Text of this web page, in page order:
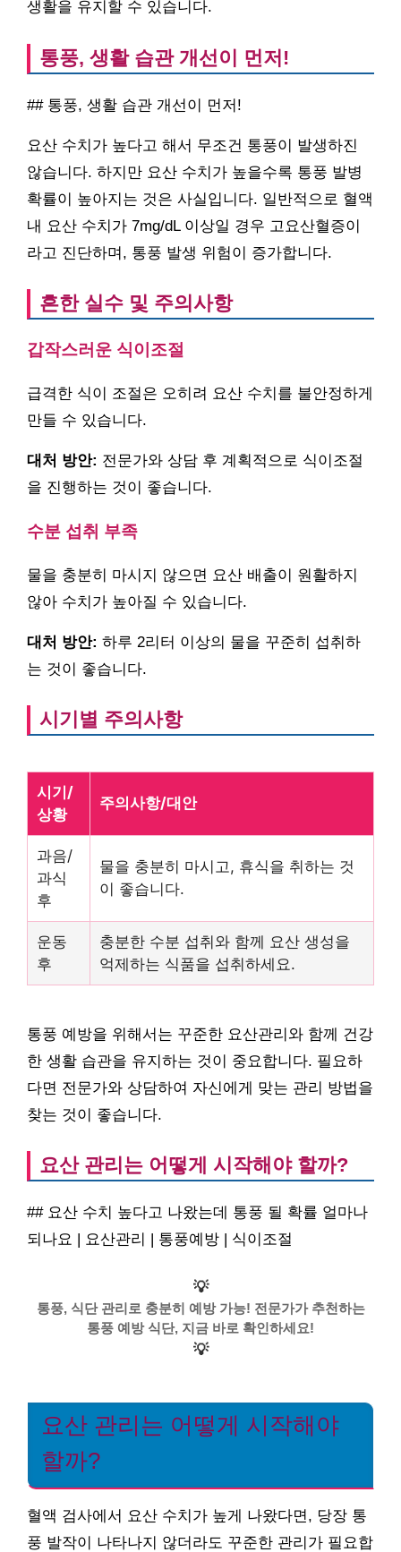
생활을 유지할 수 있습니다.
통풍, 생활 습관 개선이 먼저!
## 통풍, 생활 습관 개선이 먼저!
요산 수치가 높다고 해서 무조건 통풍이 발생하진
않습니다. 하지만 요산 수치가 높을수록 통풍 발병
확률이 높아지는 것은 사실입니다. 일반적으로 혈액
내 요산 수치가 7mg/dL 이상일 경우 고요산혈증이
라고 진단하며, 통풍 발생 위험이 증가합니다.
흔한 실수 및 주의사항
갑작스러운 식이조절
급격한 식이 조절은 오히려 요산 수치를 불안정하게
만들 수 있습니다.
대처 방안: 전문가와 상담 후 계획적으로 식이조절
을 진행하는 것이 좋습니다.
수분 섭취 부족
물을 충분히 마시지 않으면 요산 배출이 원활하지
않아 수치가 높아질 수 있습니다.
대처 방안: 하루 2리터 이상의 물을 꾸준히 섭취하
는 것이 좋습니다.
시기별 주의사항
시기/
상황
주의사항/대안
과음/
과식
후
물을 충분히 마시고, 휴식을 취하는 것
이 좋습니다.
운동
후
충분한 수분 섭취와 함께 요산 생성을
억제하는 식품을 섭취하세요.
통풍 예방을 위해서는 꾸준한 요산관리와 함께 건강
한 생활 습관을 유지하는 것이 중요합니다. 필요하
다면 전문가와 상담하여 자신에게 맞는 관리 방법을
찾는 것이 좋습니다.
요산 관리는 어떻게 시작해야 할까?
## 요산 수치 높다고 나왔는데 통풍 될 확률 얼마나
되나요 | 요산관리 | 통풍예방 | 식이조절
💡
통풍, 식단 관리로 충분히 예방 가능! 전문가가 추천하는
통풍 예방 식단, 지금 바로 확인하세요!
💡
요산 관리는 어떻게 시작해야
할까?
혈액 검사에서 요산 수치가 높게 나왔다면, 당장 통
풍 발작이 나타나지 않더라도 꾸준한 관리가 필요합